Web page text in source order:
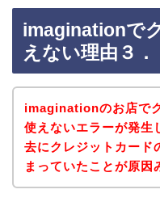
imaginationで
えない理由３．
imaginationのお店で
使えないエラーが発生
去にクレジットカード
まっていたことが原因